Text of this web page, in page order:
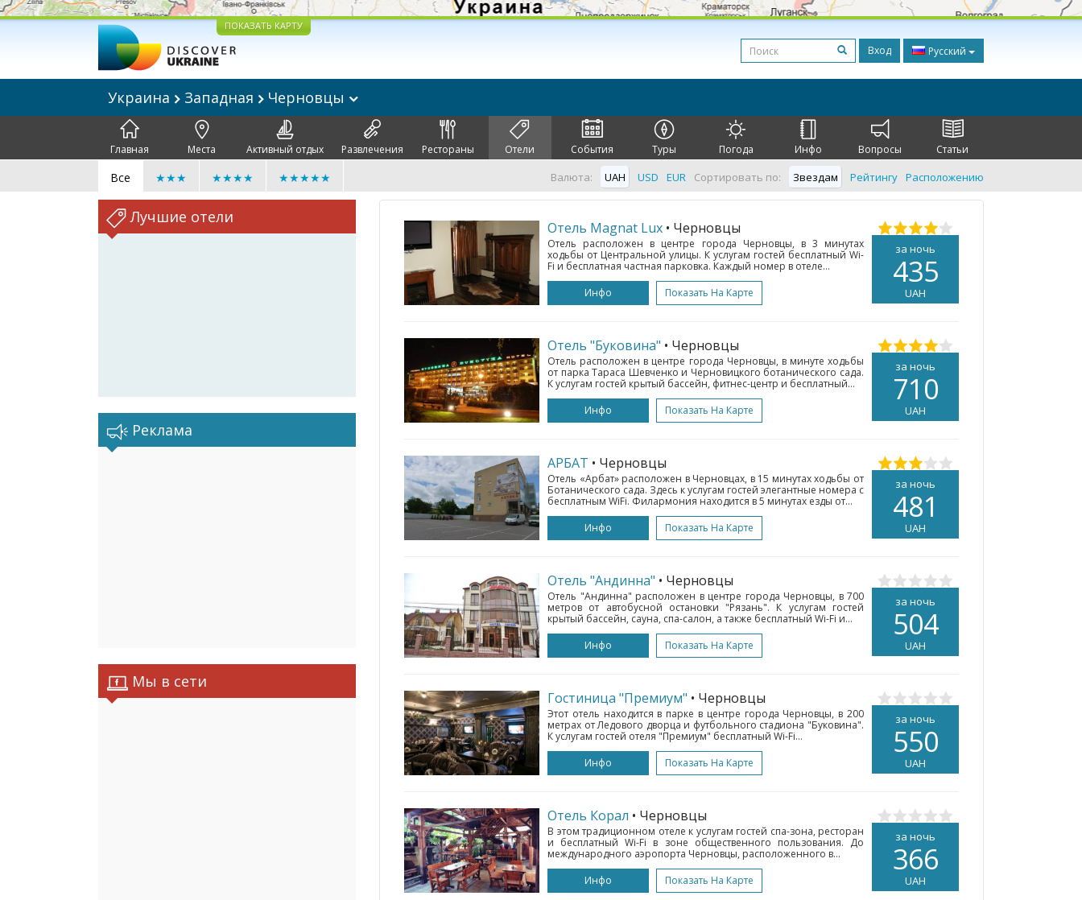
ПОКАЗАТЬ КАРТУ
Вход Русский
Украина Западная Черновцы
Главная Места Активный отдых Развлечения Рестораны Отели События Туры Погода Инфо Вопросы Статьи
Все ★★★ ★★★★ ★★★★★ Сортировать по: Звездам Рейтингу Расположению
Валюта: UAH USD EUR
Лучшие отели
Реклама
Мы в сети
за ночь
435
UAH
Отель Magnat Lux • Черновцы
Отель расположен в центре города Черновцы, в 3 минутах
ходьбы от Центральной улицы. К услугам гостей бесплатный Wi-
Fi и бесплатная частная парковка. Каждый номер в отеле...
Инфо
Показать На Карте
за ночь
710
UAH
Отель "Буковина" • Черновцы
Отель расположен в центре города Черновцы, в минуте ходьбы
от парка Тараса Шевченко и Черновицкого ботанического сада.
К услугам гостей крытый бассейн, фитнес-центр и бесплатный...
Инфо
Показать На Карте
за ночь
481
UAH
АРБАТ • Черновцы
Отель «Арбат» расположен в Черновцах, в 15 минутах ходьбы от
Ботанического сада. Здесь к услугам гостей элегантные номера с
бесплатным WiFi. Филармония находится в 5 минутах езды от...
Инфо
Показать На Карте
за ночь
504
UAH
Отель "Андинна" • Черновцы
Отель "Андинна" расположен в центре города Черновцы, в 700
метров от автобусной остановки "Рязань". К услугам гостей
крытый бассейн, сауна, спа-салон, а также бесплатный Wi-Fi и...
Инфо
Показать На Карте
за ночь
550
UAH
Гостиница "Премиум" • Черновцы
Этот отель находится в парке в центре города Черновцы, в 200
метрах от Ледового дворца и футбольного стадиона "Буковина".
К услугам гостей отеля "Премиум" бесплатный Wi-Fi...
Инфо
Показать На Карте
за ночь
366
UAH
Отель Корал • Черновцы
В этом традиционном отеле к услугам гостей спа-зона, ресторан
и бесплатный Wi-Fi в зоне общественного пользования. До
международного аэропорта Черновцы, расположенного в...
Инфо
Показать На Карте